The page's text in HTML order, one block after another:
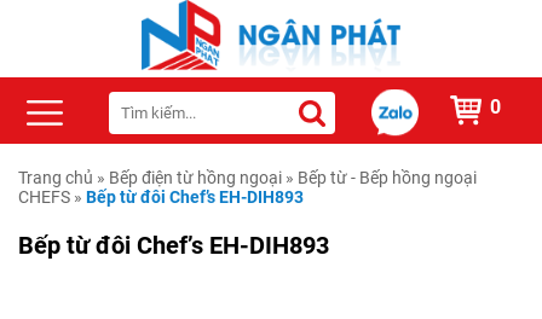
0
Trang chủ » Bếp điện từ hồng ngoại » Bếp từ - Bếp hồng ngoại
CHEFS » Bếp từ đôi Chef’s EH-DIH893
Bếp từ đôi Chef’s EH-DIH893